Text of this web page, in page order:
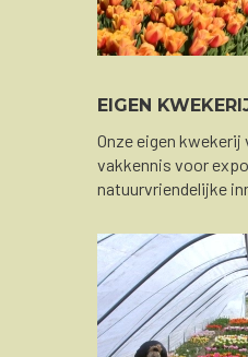
EIGEN
Onze eigen kwekerij
vakkennis voor
natuurvriendelijke